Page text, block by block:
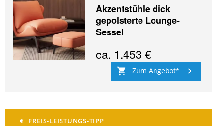
Akzentstühle dick
gepolsterte Lounge-
Sessel
ca. 1.453 €
Zum Angebot